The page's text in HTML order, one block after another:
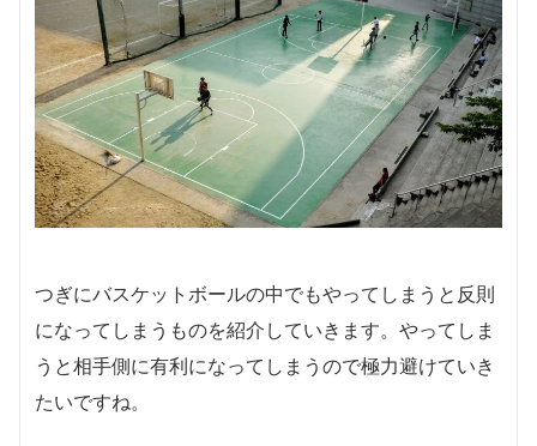
つぎにバスケットボールの中でもやってしまうと反則
になってしまうものを紹介していきます。やってしま
うと相手側に有利になってしまうので極力避けていき
たいですね。